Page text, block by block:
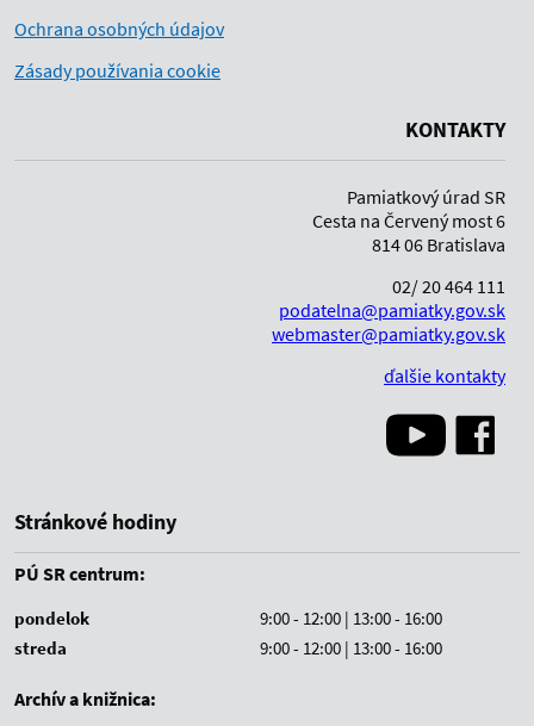
Ochrana osobných údajov
Zásady používania cookie
KONTAKTY
Pamiatkový úrad SR
Cesta na Červený most 6
814 06 Bratislava
02/ 20 464 111
podatelna@pamiatky.gov.sk
webmaster@pamiatky.gov.sk
ďalšie kontakty
Stránkové hodiny
PÚ SR centrum:
pondelok
9:00 - 12:00 | 13:00 - 16:00
streda
9:00 - 12:00 | 13:00 - 16:00
Archív a knižnica: